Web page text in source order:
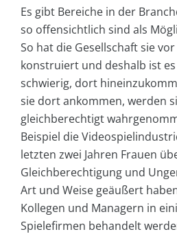
Es gibt Bereiche in der
so offensichtlich sind als
So hat die Gesellschaft sie
konstruiert und deshalb ist
schwierig, dort
sie dort ankommen, werden
gleichberechtigt
Beispiel die
letzten zwei Jahren Frauen
Gleichberechtigung und
Art und Weise geäußert
Kollegen und Managern in
Spielefirmen behandelt